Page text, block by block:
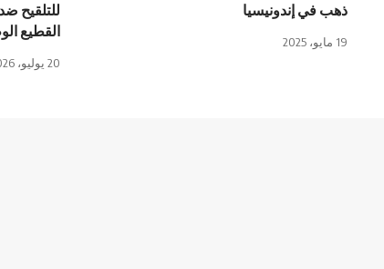
ذهب في إندونيسيا
19 مايو، 2025
للتلقيح
القطيع
20 يوليو، 2026